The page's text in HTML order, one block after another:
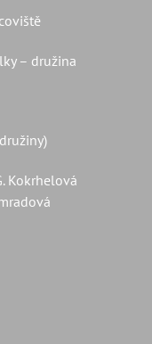
– družina